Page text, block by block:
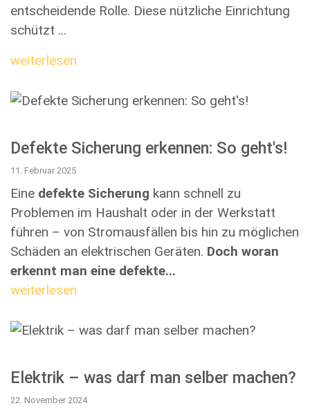
entscheidende Rolle. Diese nützliche Einrichtung
schützt ...
weiterlesen
Defekte Sicherung erkennen: So geht's!
11. Februar 2025
Eine defekte Sicherung kann schnell zu
Problemen im Haushalt oder in der Werkstatt
führen – von Stromausfällen bis hin zu möglichen
Schäden an elektrischen Geräten. Doch woran
erkennt man eine defekte...
weiterlesen
Elektrik – was darf man selber machen?
22. November 2024